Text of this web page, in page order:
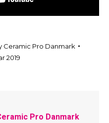
Ceramic Pro Danmark
2019
Pro Danmark